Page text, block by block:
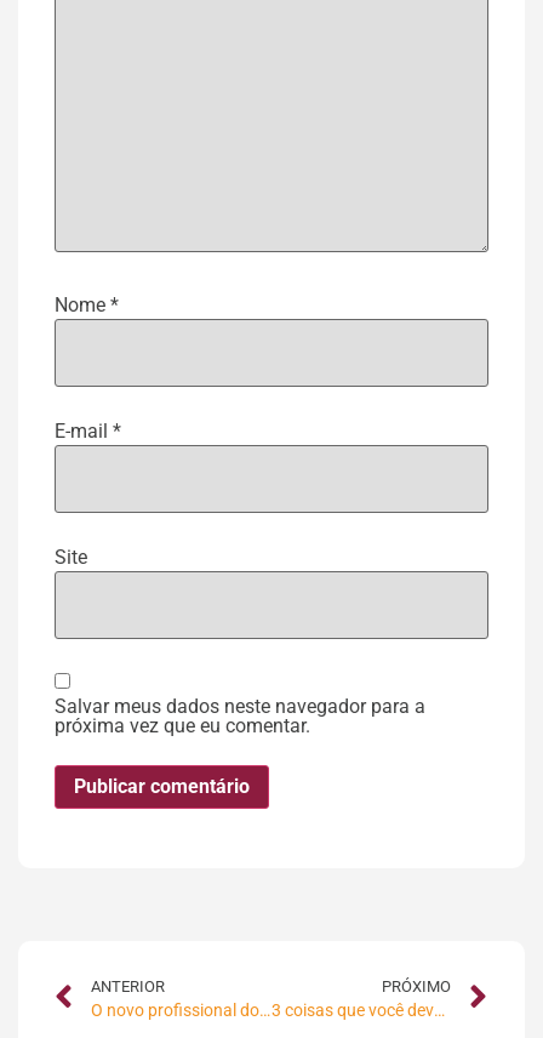
Nome *
E-mail *
Site
Salvar meus dados neste navegador para a
próxima vez que eu comentar.
ANTERIOR
O novo profissional do marketing
PRÓXIMO
3 coisas que você deve saber antes de criar qualquer conteúdo para o seu consumidor